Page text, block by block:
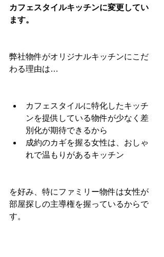
カフェスタイルキッチンに変更してい
ます。
弊社物件がオリジナルキッチンにこだ
わる理由は…
カフェスタイルに特化したキッチ
ンを提供している物件が少なく差
別化が期待できるから
成約のカギを握る女性は、おしゃ
れで温もりがあるキッチン
を好み、特にファミリー物件は女性が
部屋探しの主導権を握っているからで
す。